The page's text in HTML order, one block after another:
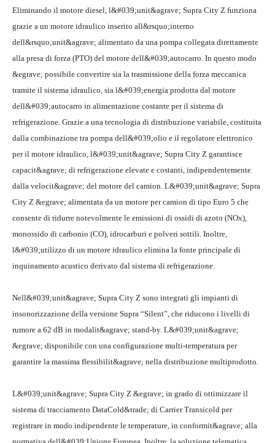
Eliminando il motore diesel, l&#039;unit&agrave; Supra City Z funziona
grazie a un motore idraulico inserito all&rsquo;interno
dell&rsquo;unit&agrave; alimentato da una pompa collegata direttamente
alla presa di forza (PTO) del motore dell&#039;autocarro. In questo modo
&egrave; possibile convertire sia la trasmissione della forza meccanica
tramite il sistema idraulico, sia l&#039;energia prodotta dal motore
dell&#039;autocarro in alimentazione costante per il sistema di
refrigerazione. Grazie a una tecnologia di distribuzione variabile, costituita
dalla combinazione tra pompa dell&#039;olio e il regolatore elettronico
per il motore idraulico, l&#039;unit&agrave; Supra City Z garantisce
capacit&agrave; di refrigerazione elevate e costanti, indipendentemente
dalla velocit&agrave; del motore del camion. L&#039;unit&agrave; Supra
City Z &egrave; alimentata da un motore per camion di tipo Euro 5 che
consente di ridurre notevolmente le emissioni di ossidi di azoto (NOx),
monossido di carbonio (CO), idrocarburi e polveri sottili. Inoltre,
l&#039;utilizzo di un motore idraulico elimina la fonte principale di
inquinamento acustico derivato dal sistema di refrigerazione.
Nell&#039;unit&agrave; Supra City Z sono integrati gli impianti di
insonorizzazione della versione Supra “Silent”, che riducono i livelli di
rumore a 62 dB in modalit&agrave; stand-by. L&#039;unit&agrave;
&egrave; disponibile con una configurazione multi-temperatura per
garantire la massima flessibilit&agrave; nella distribuzione multiprodotto.
L&#039;unit&agrave; Supra City Z &egrave; in grado di ottimizzare il
sistema di tracciamento DataCold&trade; di Carrier Transicold per
registrare in modo indipendente le temperature, in conformit&agrave; alla